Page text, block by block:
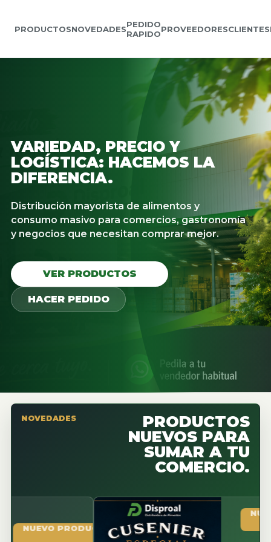
PRODUCTOSNOVEDADESPEDIDO
RAPIDOPROVEEDORESCLIENTES
VARIEDAD, PRECIO Y
LOGÍSTICA: HACEMOS LA
DIFERENCIA.
Distribución mayorista de alimentos y
consumo masivo para comercios, gastronomía
y negocios que necesitan comprar mejor.
VER PRODUCTOS
HACER PEDIDO
NOVEDADES
PRODUCTOS
NUEVOS PARA
SUMAR A TU
COMERCIO.
PRODUCTO
NUEVO